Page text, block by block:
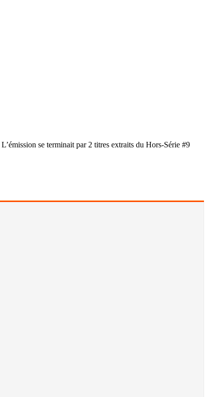
se terminait par 2 titres extraits du Hors-Série #9